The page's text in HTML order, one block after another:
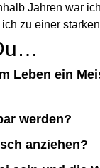
Jahren war
zu einer
Leben ein
werden?
anziehen?